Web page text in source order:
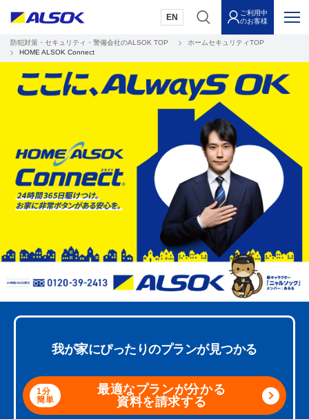
EN
ご利用中
のお客様
防犯対策・セキュリティ・警備会社のALSOK TOP
ホームセキュリティTOP
HOME ALSOK Connect
我が家にぴったりのプランが見つかる
1分
簡単
最適なプランが分かる
資料を請求する